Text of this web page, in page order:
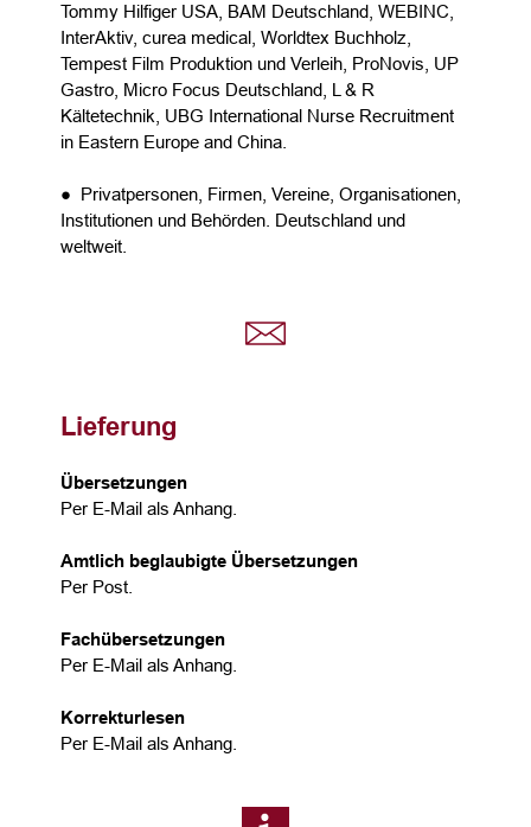
Tommy Hilfiger USA, BAM Deutschland, WEBINC,
InterAktiv, curea medical, Worldtex Buchholz,
Tempest Film Produktion und Verleih, ProNovis, UP
Gastro, Micro Focus Deutschland, L & R
Kältetechnik, UBG International Nurse Recruitment
in Eastern Europe and China.
● Privatpersonen, Firmen, Vereine, Organisationen,
Institutionen und Behörden. Deutschland und
weltweit.
Lieferung
Übersetzungen
Per E-Mail als Anhang.
Amtlich beglaubigte Übersetzungen
Per Post.
Fachübersetzungen
Per E-Mail als Anhang.
Korrekturlesen
Per E-Mail als Anhang.